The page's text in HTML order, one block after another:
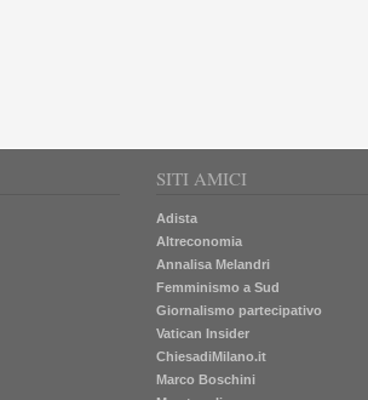
SITI AMICI
Adista
Altreconomia
Annalisa Melandri
Femminismo a Sud
Giornalismo partecipativo
Vatican Insider
ChiesadiMilano.it
Marco Boschini